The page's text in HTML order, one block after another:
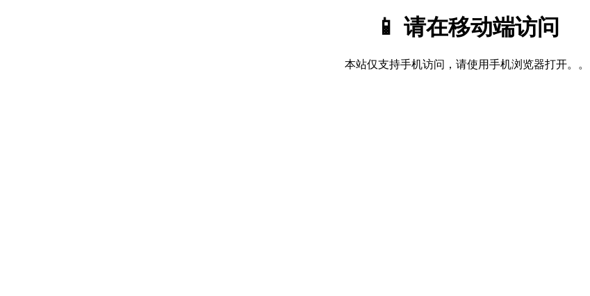
📱 请在移动端访问
本站仅支持手机访问，请使用手机浏览器打开。。